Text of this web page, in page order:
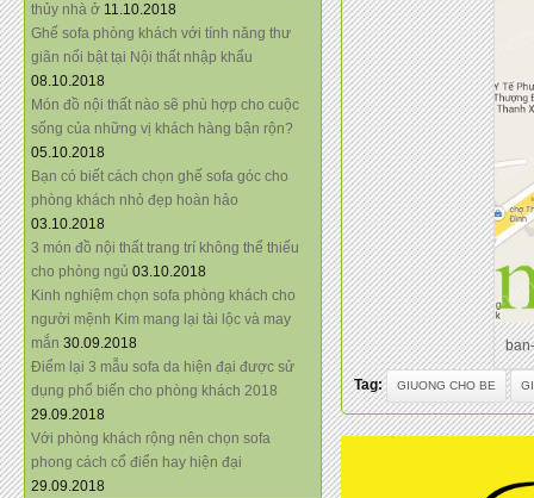
thủy nhà ở 11.10.2018
Ghế sofa phòng khách với tính năng thư
giãn nổi bật tại Nội thất nhập khẩu
08.10.2018
Món đồ nội thất nào sẽ phù hợp cho cuộc
sống của những vị khách hàng bận rộn?
05.10.2018
Bạn có biết cách chọn ghế sofa góc cho
phòng khách nhỏ đẹp hoàn hảo
03.10.2018
3 món đồ nội thất trang trí không thể thiếu
cho phòng ngủ 03.10.2018
Kinh nghiệm chọn sofa phòng khách cho
người mệnh Kim mang lại tài lộc và may
mắn 30.09.2018
Điểm lại 3 mẫu sofa da hiện đại được sử
dụng phổ biến cho phòng khách 2018
29.09.2018
Với phòng khách rộng nên chọn sofa
phong cách cổ điển hay hiện đại
29.09.2018
Tag: GIUONG CHO BE